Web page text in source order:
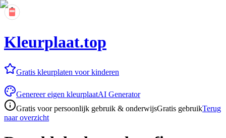
Kleurplaat.top
Gratis kleurplaten voor kinderen
Genereer eigen kleurplaatAI Generator
Gratis voor persoonlijk gebruik & onderwijsGratis gebruikTerug
naar overzicht